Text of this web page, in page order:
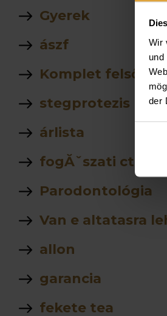
Wir
der
Gyerek
ászf
Komplet felső
stegprotezis
árlista
fogĂˇszati ct
Parodontológia
Van e altatasra
allon
garancia
fekete tea